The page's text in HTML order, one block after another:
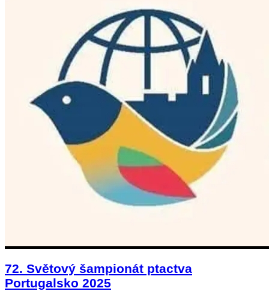
72. Světový šampionát ptactva
Portugalsko 2025